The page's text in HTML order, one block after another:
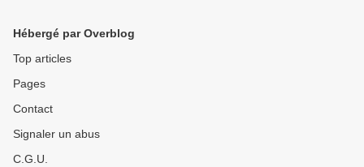
Hébergé par Overblog
Top articles
Pages
Contact
Signaler un abus
C.G.U.